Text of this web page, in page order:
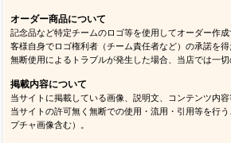
オーダー商品について
記念品など特定チームのロゴ等を使用してオーダー作
客様自身でロゴ権利者（チーム責任者など）の承諾を
無断使用によるトラブルが発生した場合、当店では一切
掲載内容について
当サイトに掲載している画像、説明文、コンテンツ内容
当サイトの許可無く無断での使用・流用・引用等を行
プチャ画像含む）。